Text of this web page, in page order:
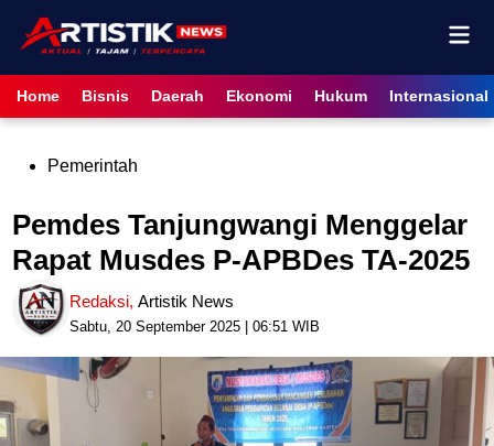
content
Home Bisnis Daerah Ekonomi Hukum Internasional
PostedPemerintah
Pemdes Tanjungwangi Menggelar
Rapat Musdes P-APBDes TA-2025
Redaksi,Artistik News
Sabtu, 20 September 2025 | 06:51 WIB